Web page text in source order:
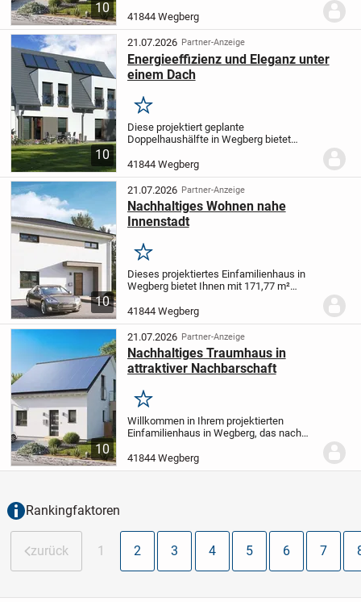
10
für Ihre Familie und persönliche
Entfaltung. Das Haus erstreckt sich über
zwei...
41844 Wegberg
10
21.07.2026 Partner-Anzeige
Energieeffizienz und Eleganz unter
einem Dach
Merken
Diese projektiert geplante
Doppelhaushälfte in Wegberg bietet
Wünsche und Vorstellungen in die
Gestaltung Ihres neuen Zuhauses
einzubringen. Mit 3.0 Zimmern...
41844 Wegberg
10
21.07.2026 Partner-Anzeige
Nachhaltiges Wohnen nahe
Innenstadt
Merken
Dieses projektiertes Einfamilienhaus in
Wegberg bietet Ihnen mit 171,77 m²
Platz für die ganze Familie. Mit fünf
Zimmern, darunter vier Schlafzimmer,
steht Ihrem...
41844 Wegberg
10
21.07.2026 Partner-Anzeige
Nachhaltiges Traumhaus in
attraktiver Nachbarschaft
Merken
Willkommen in Ihrem projektierten
Einfamilienhaus in Wegberg, das nach
wird. Dieses moderne Haus bietet Ihnen
auf 120 m² Wohnfläche und zwei Etagen
41844 Wegberg
Rankingfaktoren
zurück 1 2 3 4 5 6 7